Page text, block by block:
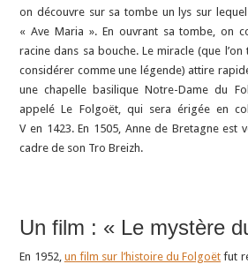
on découvre sur sa tombe un lys sur
« Ave Maria ». En ouvrant sa tombe, on
racine dans sa bouche. Le miracle (que
considérer comme une légende) attire
une chapelle basilique Notre-Dame du
appelé Le Folgoët, qui sera érigée en
V en 1423. En 1505, Anne de Bretagne est
cadre de son Tro Breizh.
Un film : « Le mystère
En 1952, un film sur l’histoire du Folgoët fut